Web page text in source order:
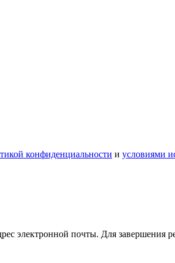
конфиденциальности и условиями
электронной почты. Для завершения